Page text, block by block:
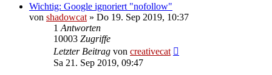
Wichtig: Google ignoriert "nofollow"
von shadowcat » Do 19. Sep 2019, 10:37
1 Antworten
10003 Zugriffe
Letzter Beitrag von creativecat
Sa 21. Sep 2019, 09:47